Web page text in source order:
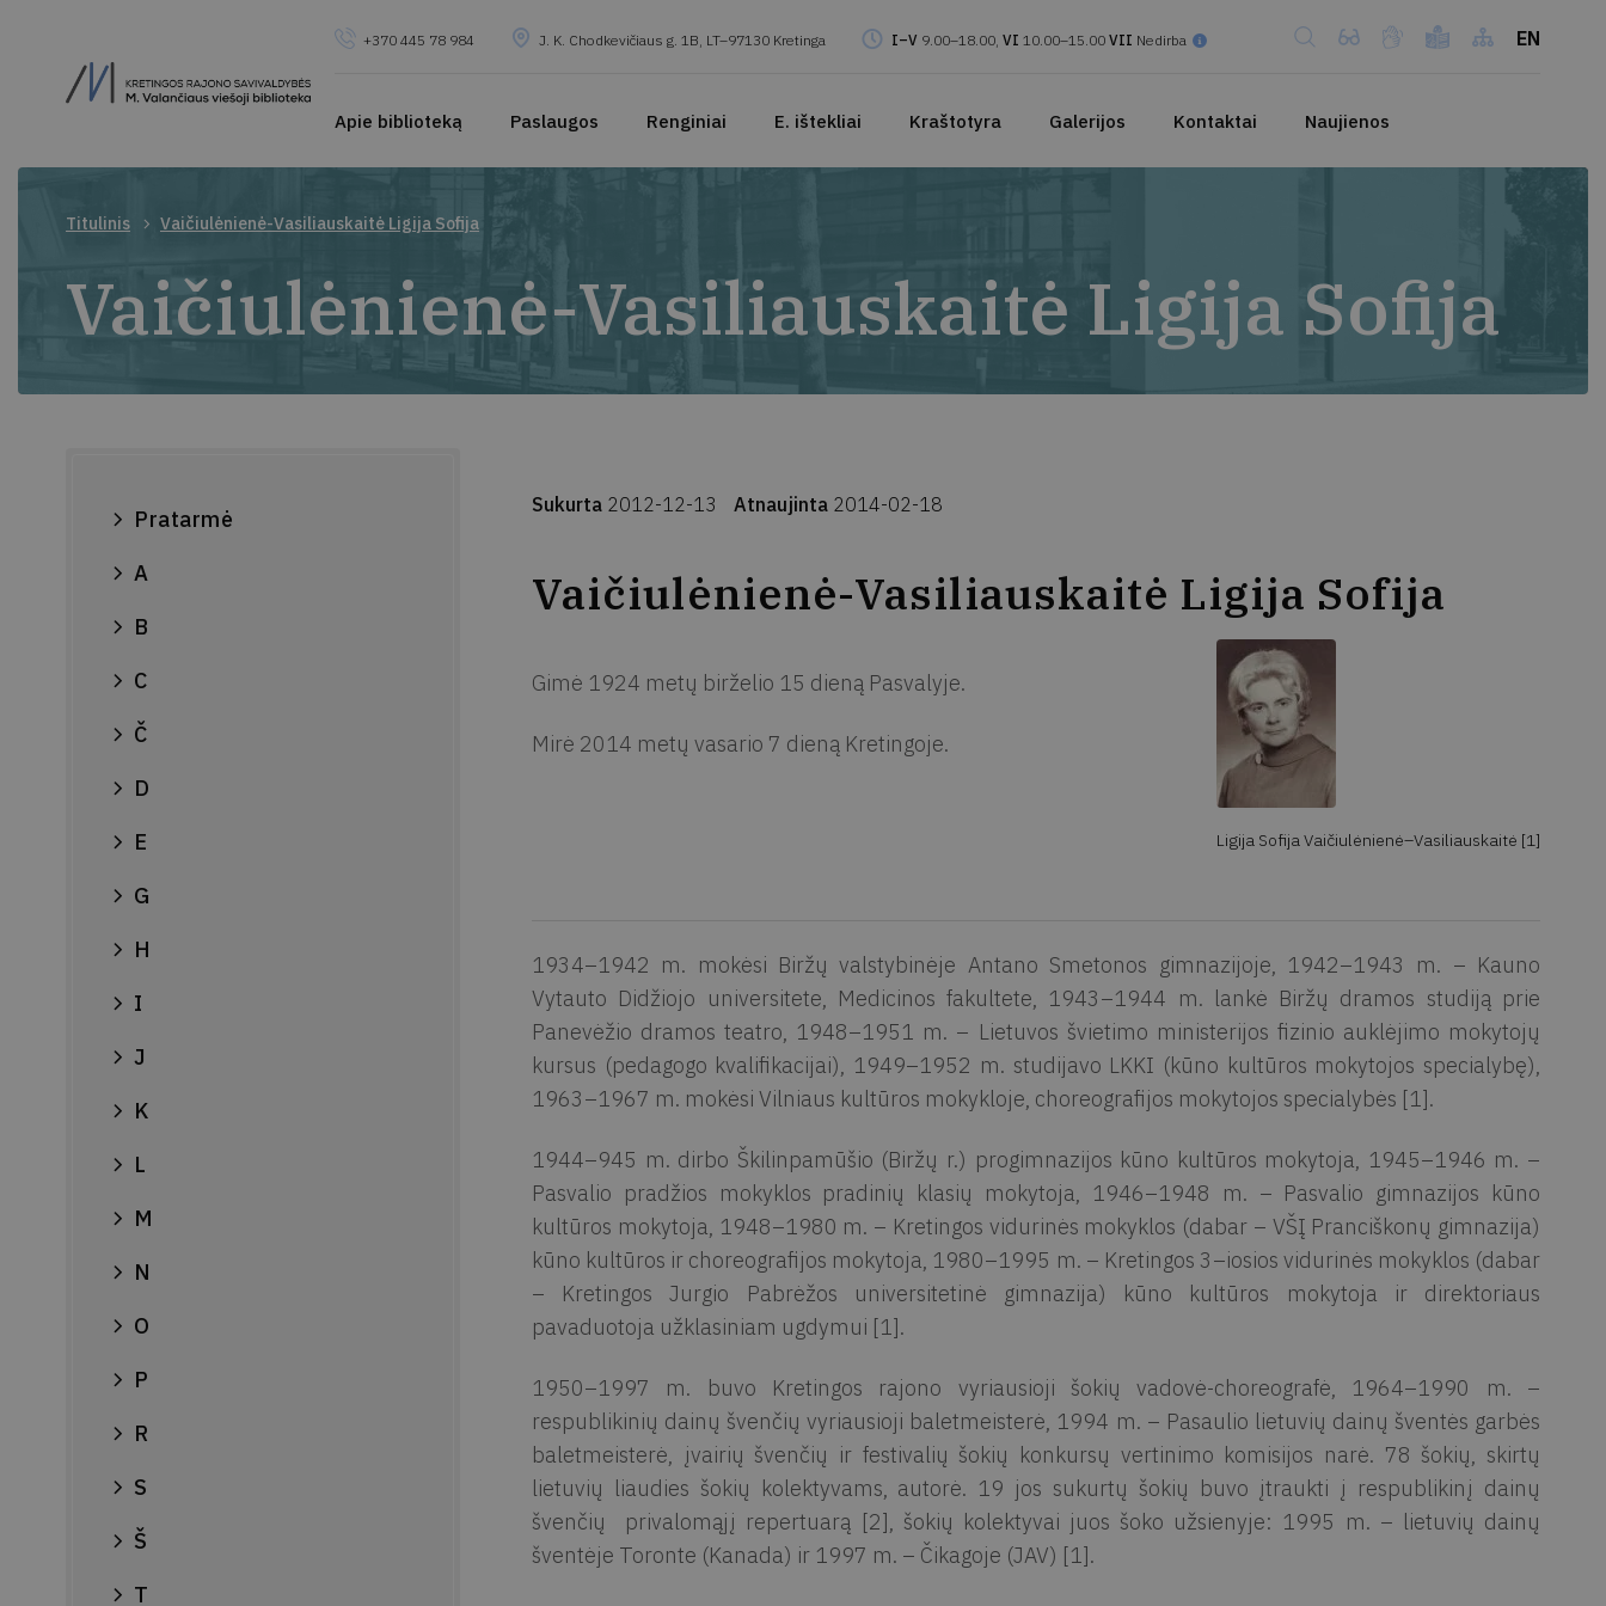
+370 445 78 984 J. K. Chodkevičiaus g. 1B, LT–97130 Kretinga I–V 9.00–18.00, VI 10.00–15.00 VII Nedirba EN
Apie biblioteką Paslaugos Renginiai E. ištekliai Kraštotyra Galerijos Kontaktai Naujienos
Titulinis Vaičiulėnienė-Vasiliauskaitė Ligija Sofija
Vaičiulėnienė-Vasiliauskaitė Ligija Sofija
Pratarmė
A
B
C
Č
D
E
G
H
I
J
K
L
M
N
O
P
R
S
Š
T
Sukurta 2012-12-13 Atnaujinta 2014-02-18
Vaičiulėnienė-Vasiliauskaitė Ligija Sofija
Ligija Sofija Vaičiulėnienė–Vasiliauskaitė [1]
Gimė 1924 metų birželio 15 dieną Pasvalyje.
Mirė 2014 metų vasario 7 dieną Kretingoje.
1934–1942 m. mokėsi Biržų valstybinėje Antano Smetonos gimnazijoje, 1942–1943 m. – Kauno
Vytauto Didžiojo universitete, Medicinos fakultete, 1943–1944 m. lankė Biržų dramos studiją prie
Panevėžio dramos teatro, 1948–1951 m. – Lietuvos švietimo ministerijos fizinio auklėjimo mokytojų
kursus (pedagogo kvalifikacijai), 1949–1952 m. studijavo LKKI (kūno kultūros mokytojos specialybę),
1963–1967 m. mokėsi Vilniaus kultūros mokykloje, choreografijos mokytojos specialybės [1].
1944–945 m. dirbo Škilinpamūšio (Biržų r.) progimnazijos kūno kultūros mokytoja, 1945–1946 m. –
Pasvalio pradžios mokyklos pradinių klasių mokytoja, 1946–1948 m. – Pasvalio gimnazijos kūno
kultūros mokytoja, 1948–1980 m. – Kretingos vidurinės mokyklos (dabar – VŠĮ Pranciškonų gimnazija)
kūno kultūros ir choreografijos mokytoja, 1980–1995 m. – Kretingos 3–iosios vidurinės mokyklos (dabar
– Kretingos Jurgio Pabrėžos universitetinė gimnazija) kūno kultūros mokytoja ir direktoriaus
pavaduotoja užklasiniam ugdymui [1].
1950–1997 m. buvo Kretingos rajono vyriausioji šokių vadovė-choreografė, 1964–1990 m. –
respublikinių dainų švenčių vyriausioji baletmeisterė, 1994 m. – Pasaulio lietuvių dainų šventės garbės
baletmeisterė, įvairių švenčių ir festivalių šokių konkursų vertinimo komisijos narė. 78 šokių, skirtų
lietuvių liaudies šokių kolektyvams, autorė. 19 jos sukurtų šokių buvo įtraukti į respublikinį dainų
švenčių privalomąjį repertuarą [2], šokių kolektyvai juos šoko užsienyje: 1995 m. – lietuvių dainų
šventėje Toronte (Kanada) ir 1997 m. – Čikagoje (JAV) [1].